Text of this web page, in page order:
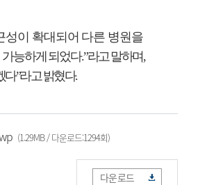
성이 확대되어 다른 병원을
능하게 되었다.”라고 말하며,
다”라고 밝혔다.
(1.29MB / 다운로드:1294회)
다운로드